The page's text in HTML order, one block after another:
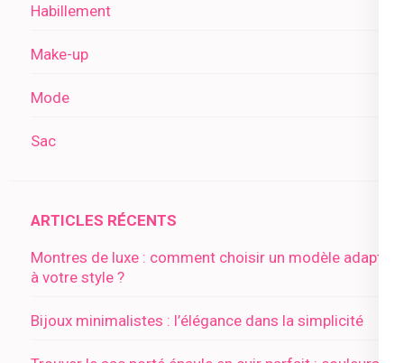
Habillement
Make-up
Mode
Sac
ARTICLES RÉCENTS
Montres de luxe : comment choisir un modèle adapté
à votre style ?
Bijoux minimalistes : l’élégance dans la simplicité